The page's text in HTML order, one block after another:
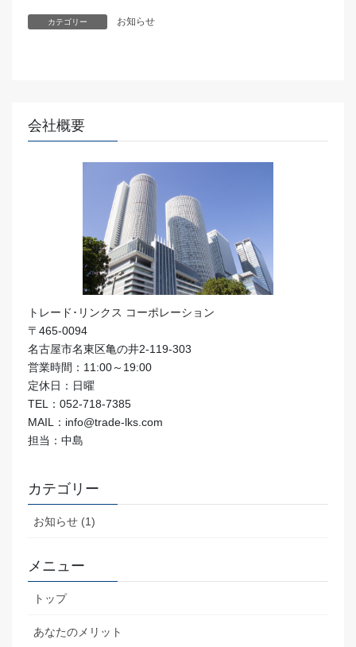
カテゴリー お知らせ
会社概要
トレード･リンクス コーポレーション
〒465-0094
名古屋市名東区亀の井2-119-303
営業時間：11:00～19:00
定休日：日曜
TEL：052-718-7385
MAIL：info@trade-lks.com
担当：中島
カテゴリー
お知らせ (1)
メニュー
トップ
あなたのメリット